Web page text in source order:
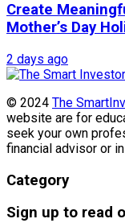
Create
Mother’s Day
2 days ago
© 2024 The
website are for
seek your own
financial advisor or
Category
Sign up to read